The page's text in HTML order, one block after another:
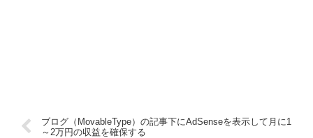
ブログ（MovableType）の記事下にAdSenseを表示して月に1
～2万円の収益を確保する